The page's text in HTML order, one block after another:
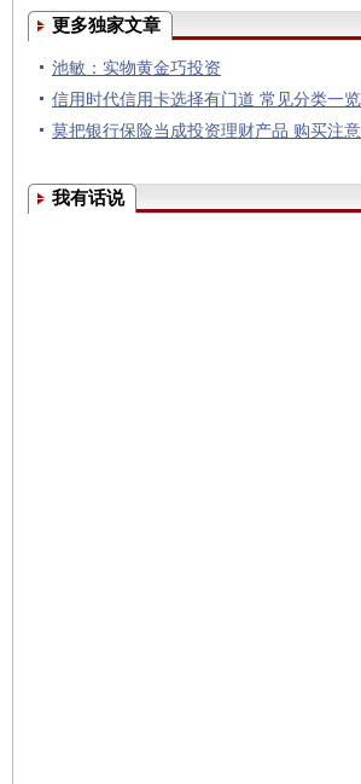
更多独家文章
池敏：实物黄金巧投资
信用时代信用卡选择有门道 常见分类一览
莫把银行保险当成投资理财产品 购买注
我有话说